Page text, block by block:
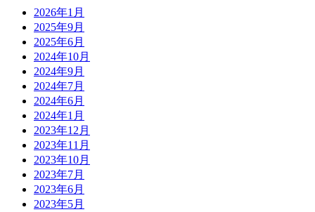
2026年1月
2025年9月
2025年6月
2024年10月
2024年9月
2024年7月
2024年6月
2024年1月
2023年12月
2023年11月
2023年10月
2023年7月
2023年6月
2023年5月